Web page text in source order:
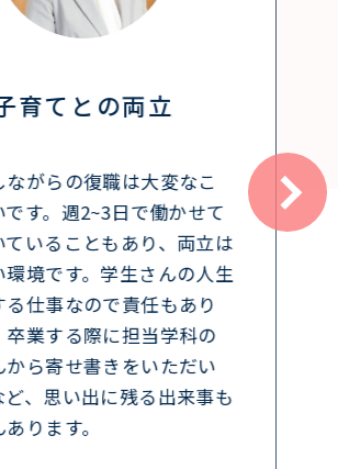
仕事と家庭の好循環
企業の人事担当として働いてい
に、社員からキャリアに関する
を受けたことをきっかけに資格
得しました。出産後、仕事と
の両立ができて、資格も活かせ
学のキャリアカウンセラーと
の就業を選択しました。現在は
もとの時間を持ちながら、自
身のキャリアも継続すること